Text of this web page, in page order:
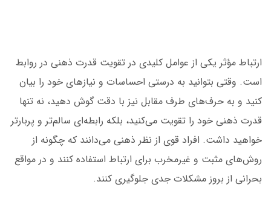
ارتباط مؤثر یکی از عوامل کلیدی در تقویت قدرت ذهنی در روابط
است. وقتی بتوانید به درستی احساسات و نیازهای خود را بیان
کنید و به حرف‌های طرف مقابل نیز با دقت گوش دهید، نه تنها
قدرت ذهنی خود را تقویت می‌کنید، بلکه رابطه‌ای سالم‌تر و پربارتر
خواهید داشت. افراد قوی از نظر ذهنی می‌دانند که چگونه از
روش‌های مثبت و غیرمخرب برای ارتباط استفاده کنند و در مواقع
بحرانی از بروز مشکلات جدی جلوگیری کنند.